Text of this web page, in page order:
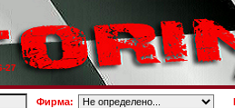
27
Фирма: